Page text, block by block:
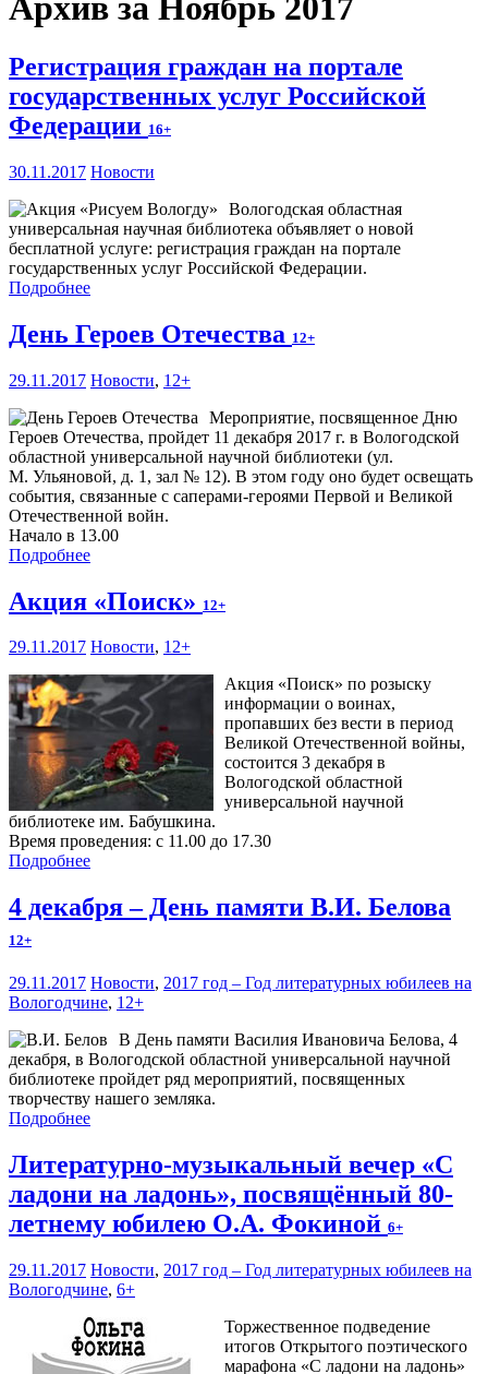
Архив за Ноябрь 2017
Регистрация граждан на портале
государственных услуг Российской
Федерации 16+
30.11.2017 Новости
Вологодская областная
универсальная научная библиотека объявляет о новой
бесплатной услуге: регистрация граждан на портале
государственных услуг Российской Федерации.
Подробнее
День Героев Отечества 12+
29.11.2017 Новости, 12+
Мероприятие, посвященное Дню
Героев Отечества, пройдет 11 декабря 2017 г. в Вологодской
областной универсальной научной библиотеки (ул.
М. Ульяновой, д. 1, зал № 12). В этом году оно будет освещать
события, связанные с саперами-героями Первой и Великой
Отечественной войн.
Начало в 13.00
Подробнее
Акция «Поиск» 12+
29.11.2017 Новости, 12+
Акция «Поиск» по розыску
информации о воинах,
пропавших без вести в период
Великой Отечественной войны,
состоится 3 декабря в
Вологодской областной
универсальной научной
библиотеке им. Бабушкина.
Время проведения: с 11.00 до 17.30
Подробнее
4 декабря – День памяти В.И. Белова
12+
29.11.2017 Новости, 2017 год – Год литературных юбилеев на
Вологодчине, 12+
В День памяти Василия Ивановича Белова, 4
декабря, в Вологодской областной универсальной научной
библиотеке пройдет ряд мероприятий, посвященных
творчеству нашего земляка.
Подробнее
Литературно-музыкальный вечер «С
ладони на ладонь», посвящённый 80-
летнему юбилею О.А. Фокиной 6+
29.11.2017 Новости, 2017 год – Год литературных юбилеев на
Вологодчине, 6+
Торжественное подведение
итогов Открытого поэтического
марафона «С ладони на ладонь»